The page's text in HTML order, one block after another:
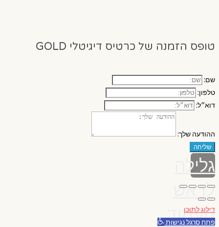
טופס הזמנה של כרטיס דיגיטלי GOLD
שם:
טלפון:
דוא״ל:
ההודעה שלך:
שליחה
גלילה
לראש
העמוד
דילוג לתוכן
פתח סרגל נגישות